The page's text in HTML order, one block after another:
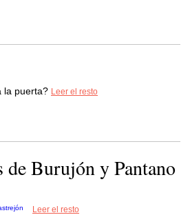
la puerta? Leer el resto
de Burujón y Pantano
Leer el resto